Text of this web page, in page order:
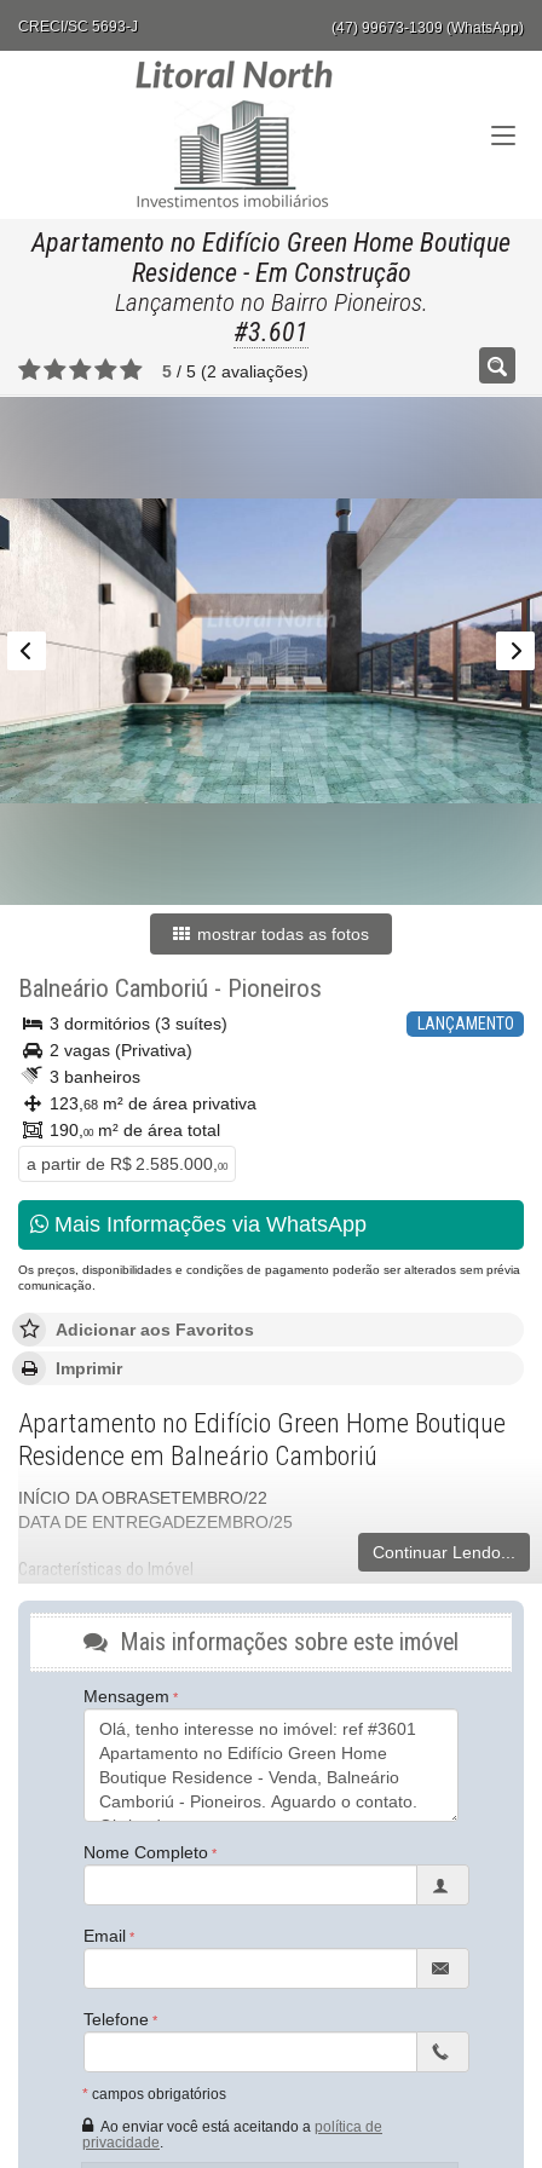
CRECI/SC 5693-J (47) 99673-1309 (WhatsApp)
Apartamento no Edifício Green Home Boutique
Residence- Em Construção
Lançamento no Bairro Pioneiros.
#3.601
5 / 5 (2 avaliações)
mostrar todas as fotos
Balneário Camboriú - Pioneiros
LANÇAMENTO
3 dormitórios (3 suítes)
2 vagas (Privativa)
3 banheiros
123, 68 m² de área privativa
190, 00m² de área total
a partir de R$ 2.585.000, 00
Mais Informações via WhatsApp
Os preços, disponibilidades e condições de pagamento poderão ser alterados sem prévia
comunicação.
Adicionar aos Favoritos
Imprimir
Apartamento no Edifício Green Home Boutique
Residence em Balneário Camboriú
INÍCIO DA OBRASETEMBRO/22
DATA DE ENTREGADEZEMBRO/25
Características do Imóvel
Churrasqueira
Internet / WiFi
Infra para Ar Split
Andar Alto
Vista Livre
Acabamento em Gesso
Fechadura Eletrônica
Vista Panorâmica
Sala de Estar
Cozinha
Espaço Gourmet
Sacada Integrada
Banheiro Social
Sala de TV
Suíte Standard
Características do Empreendimento
Continuar Lendo...
Mais informações sobre este imóvel
Mensagem
Nome Completo
Email
Telefone
* campos obrigatórios
Ao enviar você está aceitando a política de
privacidade